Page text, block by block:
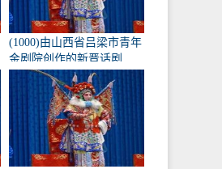
(1000)由山西省吕梁市青年
金剧院创作的新晋话剧
《兴化九翁》将于10月16
日在北京长安大剧院上